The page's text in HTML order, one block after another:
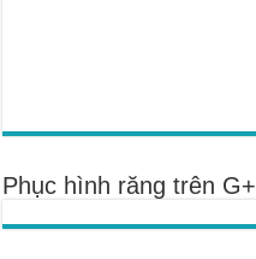
Phục hình răng trên G+